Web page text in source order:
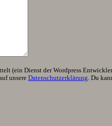
(ein Dienst der Wordpress
unsere Datenschutzerklärung. Du